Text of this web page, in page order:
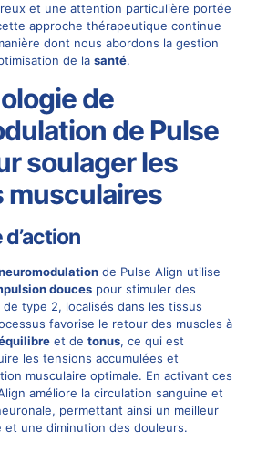
et une attention particulière portée
approche thérapeutique continue
dont nous abordons la gestion
de la santé.
de
de Pulse
soulager les
musculaires
de Pulse Align utilise
doucespour stimuler des
type 2, localisés dans les tissus
favorise le retour des muscles à
et de tonus, ce qui est
les tensions accumulées et
musculaire optimale. En activant ces
améliore la circulation sanguine et
permettant ainsi un meilleur
une diminution des douleurs.